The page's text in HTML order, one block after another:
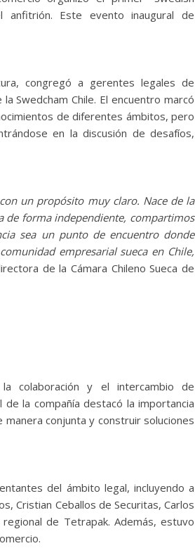
Este evento inaugural de
congregó a gerentes legales de
Swedcham Chile. El encuentro marcó
de diferentes ámbitos, pero
en la discusión de desafíos,
con un propósito muy claro. Nace de la
de forma independiente, compartimos
sea un punto de encuentro donde
empresarial sueca en Chile,
de la Cámara Chileno Sueca de
colaboración y el intercambio de
la compañía destacó la importancia
conjunta y construir soluciones
del ámbito legal, incluyendo a
Cristian Ceballos de Securitas, Carlos
de Tetrapak. Además, estuvo